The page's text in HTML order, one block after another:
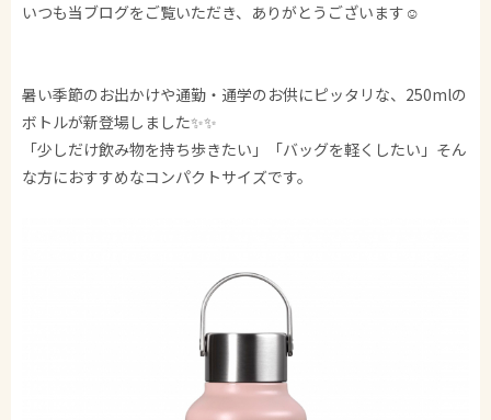
いつも当ブログをご覧いただき、ありがとうございます☺️
暑い季節のお出かけや通勤・通学のお供にピッタリな、250mlの
ボトルが新登場しました✨✨
「少しだけ飲み物を持ち歩きたい」「バッグを軽くしたい」そん
な方におすすめなコンパクトサイズです。